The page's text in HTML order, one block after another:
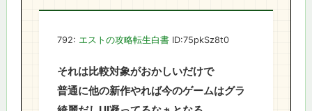
792: エストの攻略転生白書 ID:75pkSz8t0
それは比較対象がおかしいだけで
普通に他の新作やれば今のゲームはグラ